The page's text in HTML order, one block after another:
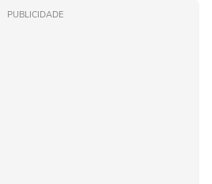
PUBLICIDADE